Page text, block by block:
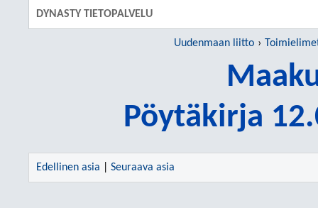
DYNASTY TIETOPALVELU
Uudenmaan liitto
Pöytäkirja
Edellinen asia Seuraava asia